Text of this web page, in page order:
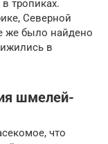
тропиках.
Северной
же было найдено
в
шмелей-
что